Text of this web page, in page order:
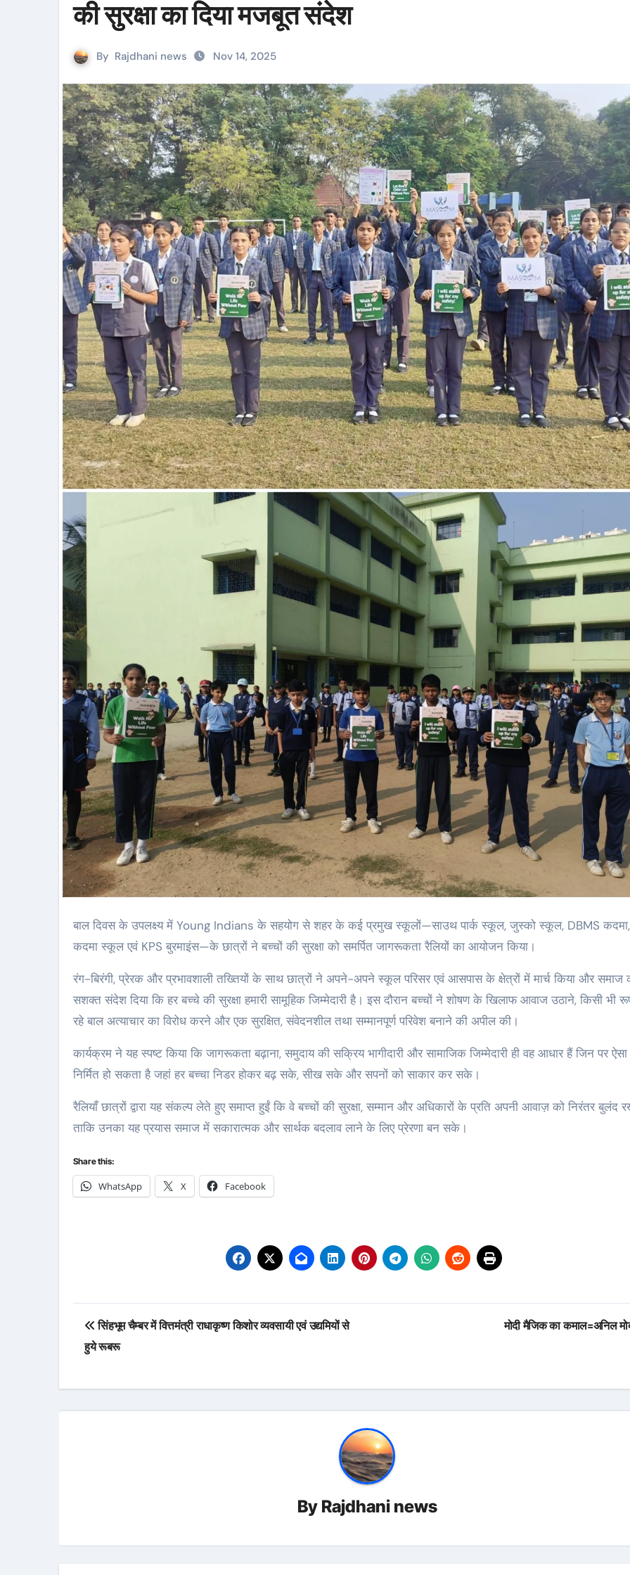
की सुरक्षा का दिया मजबूत संदेश
By Rajdhani news Nov 14, 2025
बाल दिवस के उपलक्ष्य में Young Indians के सहयोग से शहर के कई प्रमुख स्कूलों—साउथ पार्क स्कूल, जुस्को स्कूल, DBMS कदमा, जुस्को
कदमा स्कूल एवं KPS बुरमाइंस—के छात्रों ने बच्चों की सुरक्षा को समर्पित जागरूकता रैलियों का आयोजन किया।
रंग-बिरंगी, प्रेरक और प्रभावशाली तख्तियों के साथ छात्रों ने अपने-अपने स्कूल परिसर एवं आसपास के क्षेत्रों में मार्च किया और समाज
सशक्त संदेश दिया कि हर बच्चे की सुरक्षा हमारी सामूहिक जिम्मेदारी है। इस दौरान बच्चों ने शोषण के खिलाफ आवाज उठाने, किसी भी
रहे बाल अत्याचार का विरोध करने और एक सुरक्षित, संवेदनशील तथा सम्मानपूर्ण परिवेश बनाने की अपील की।
कार्यक्रम ने यह स्पष्ट किया कि जागरूकता बढ़ाना, समुदाय की सक्रिय भागीदारी और सामाजिक जिम्मेदारी ही वह आधार हैं जिन पर
निर्मित हो सकता है जहां हर बच्चा निडर होकर बढ़ सके, सीख सके और सपनों को साकार कर सके।
रैलियाँ छात्रों द्वारा यह संकल्प लेते हुए समाप्त हुईं कि वे बच्चों की सुरक्षा, सम्मान और अधिकारों के प्रति अपनी आवाज़ को निरंतर बुलंद
ताकि उनका यह प्रयास समाज में सकारात्मक और सार्थक बदलाव लाने के लिए प्रेरणा बन सके।
Share this:
WhatsApp X Facebook
Post
navigation
सिंहभूम चैम्बर में वित्तमंत्री राधाकृष्ण किशोर व्यवसायी एवं उद्यमियों से
हुये रूबरू
मोदी मैजिक का कमाल=अनिल
By Rajdhani news